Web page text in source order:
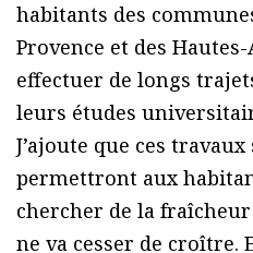
habitants des
Provence et des
effectuer de longs
leurs études
J’ajoute que ces
permettront aux
chercher de la
ne va cesser de croître.